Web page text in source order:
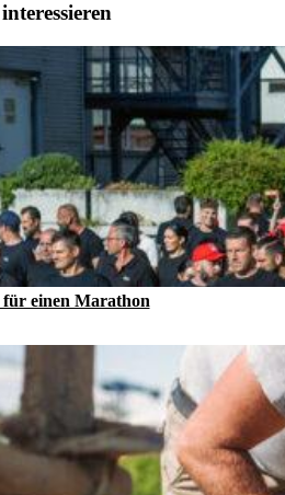
einen Marathon